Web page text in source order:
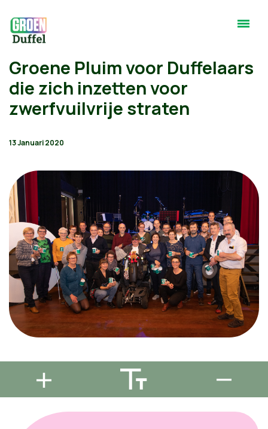
Groene Pluim voor Duffelaars
die zich inzetten voor
zwerfvuilvrije straten
13 Januari 2020